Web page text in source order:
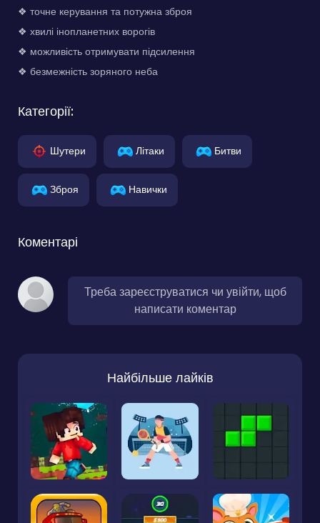
❖ точне керування та потужна зброя
❖ хвилі інопланетних ворогів
❖ можливість отримувати підсилення
❖ безмежність зоряного неба
Категорії:
Шутери Літаки Битви
Зброя Навички
Коментарі
Треба зареєструватися чи увійти, щоб
написати коментар
Найбільше лайків